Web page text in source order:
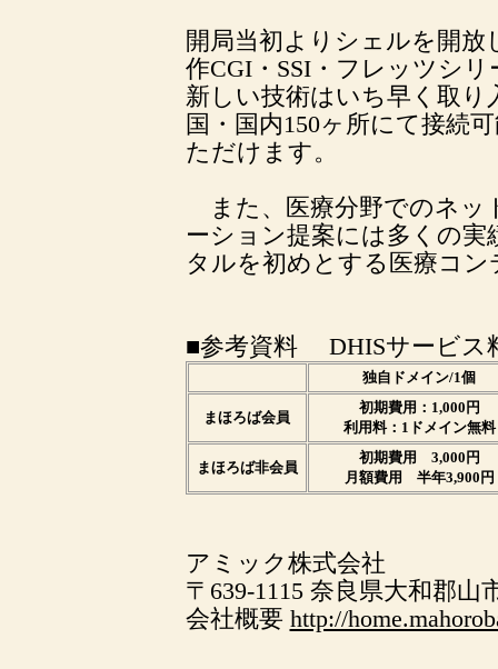
開局当初よりシェルを開放
作CGI・SSI・フレッツシ
新しい技術はいち早く取り
国・国内150ヶ所にて接続
ただけます。
また、医療分野でのネッ
ーション提案には多くの
タルを初めとする医療コ
■参考資料 DHISサービス
独自ドメイン/1個
まほろば会員
初期費用：1,000円
利用料：1ドメイン無料
まほろば非会員
初期費用 3,000円
月額費用 半年3,900円
アミック株式会社
〒639-1115 奈良県大和郡山
会社概要 http://